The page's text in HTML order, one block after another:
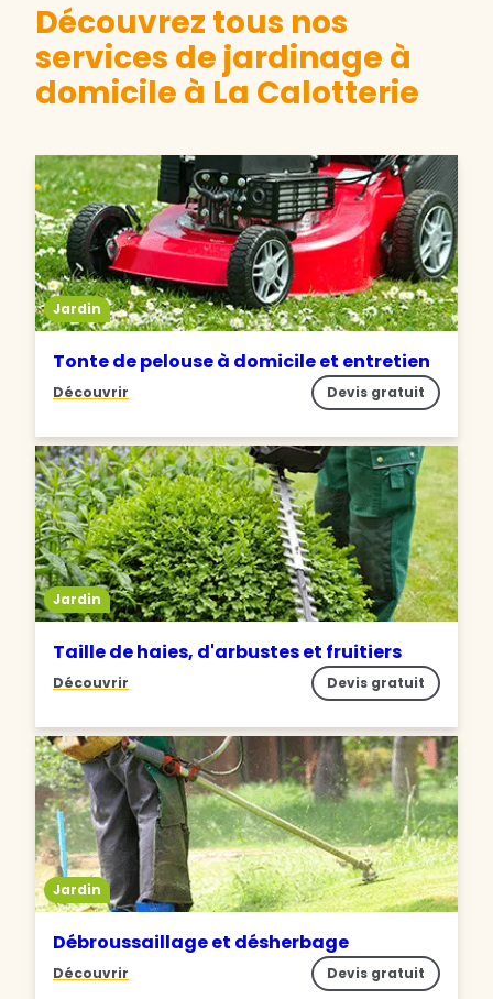
Découvrez tous nos
services de jardinage à
domicile à La Calotterie
Jardin
Tonte de pelouse à domicile et entretien
Découvrir Devis gratuit
Jardin
Taille de haies, d'arbustes et fruitiers
Découvrir Devis gratuit
Jardin
Débroussaillage et désherbage
Découvrir Devis gratuit